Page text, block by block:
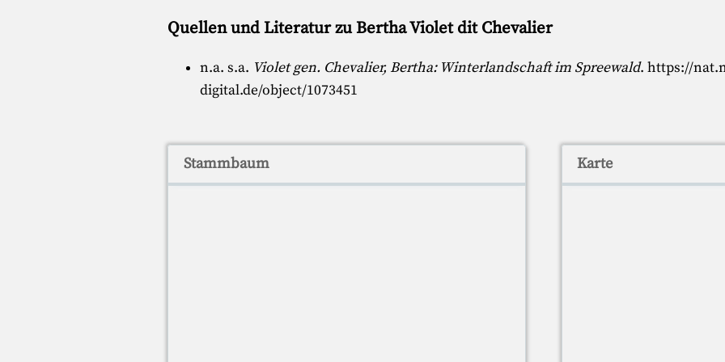
Quellen und Literatur zu Bertha Violet dit Chevalier
n.a. s.a. Violet gen. Chevalier, Bertha: Winterlandschaft im Spreewald.https://
digital.de/object/1073451
Stammbaum Karte